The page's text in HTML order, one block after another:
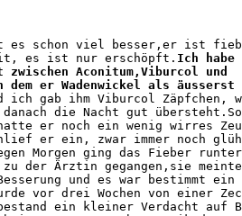
es schon viel besser,er ist
es ist nur erschöpft. Ich
zwischen Aconitum,Viburcol und
dem er Wadenwickel als äusserst
ich gab ihm Viburcol Zäpfchen,
danach die Nacht gut
hatte er noch ein wenig wirres
er ein, zwar immer noch
Morgen ging das Fieber
zu der Ärztin gegangen,sie
und es war bestimmt ein
vor drei Wochen von einer
ein kleiner Verdacht auf